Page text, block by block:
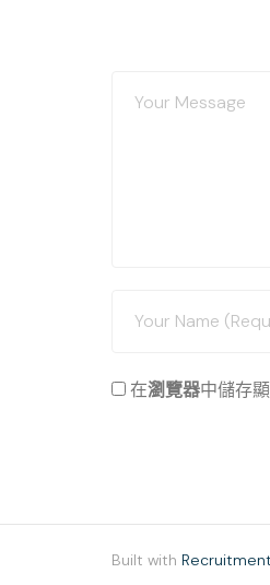
在瀏覽器中儲存
Built with